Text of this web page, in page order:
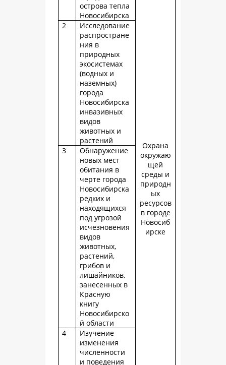
острова тепла
Новосибирска
Охрана
окружаю
щей
среды и
природн
ых
ресурсов
в городе
Новосиб
ирске
2
Исследование
распростране
ния в
природных
экосистемах
(водных и
наземных)
города
Новосибирска
инвазивных
видов
животных и
растений
3
Обнаружение
новых мест
обитания в
черте города
Новосибирска
редких и
находящихся
под угрозой
исчезновения
видов
животных,
растений,
грибов и
лишайников,
занесенных в
Красную
книгу
Новосибирско
й области
4
Изучение
изменения
численности
и поведения